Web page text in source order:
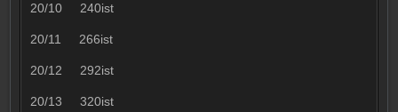
20/10 240ist
20/11 266ist
20/12 292ist
20/13 320ist